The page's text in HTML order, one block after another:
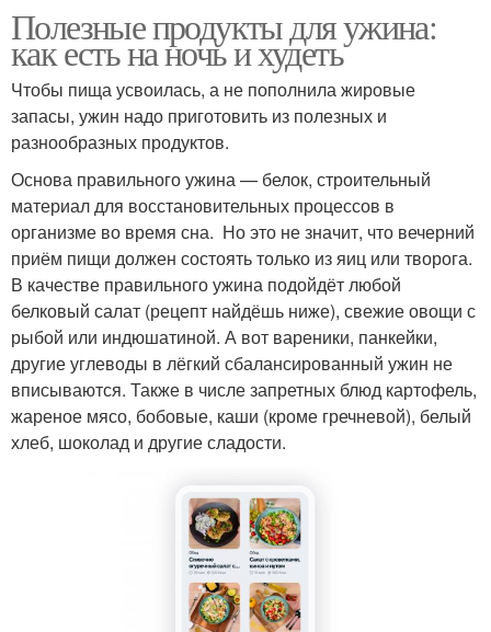
Полезные продукты для ужина:
как есть на ночь и худеть
Чтобы пища усвоилась, а не пополнила жировые
запасы, ужин надо приготовить из полезных и
разнообразных продуктов.
Основа правильного ужина — белок, строительный
материал для восстановительных процессов в
организме во время сна. Но это не значит, что вечерний
приём пищи должен состоять только из яиц или творога.
В качестве правильного ужина подойдёт любой
белковый салат (рецепт найдёшь ниже), свежие овощи с
рыбой или индюшатиной. А вот вареники, панкейки,
другие углеводы в лёгкий сбалансированный ужин не
вписываются. Также в числе запретных блюд картофель,
жареное мясо, бобовые, каши (кроме гречневой), белый
хлеб, шоколад и другие сладости.